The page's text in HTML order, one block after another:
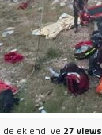
eklendi ve 27 views